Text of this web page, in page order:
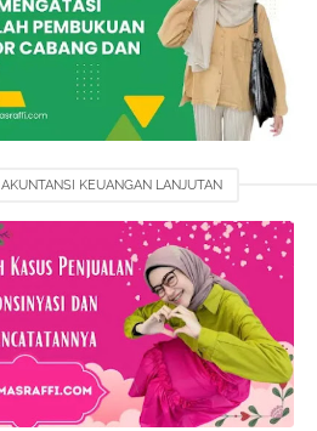
AKUNTANSI KEUANGAN LANJUTAN